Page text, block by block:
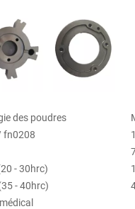
des poudres
fn0208
- 30hrc)
- 40hrc)